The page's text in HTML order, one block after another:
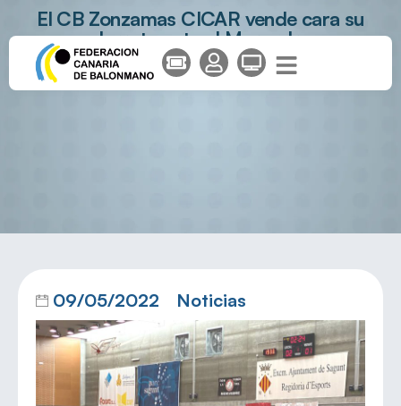
El CB Zonzamas CICAR vende cara su
derrota ante el Morvedre
09/05/2022 Noticias